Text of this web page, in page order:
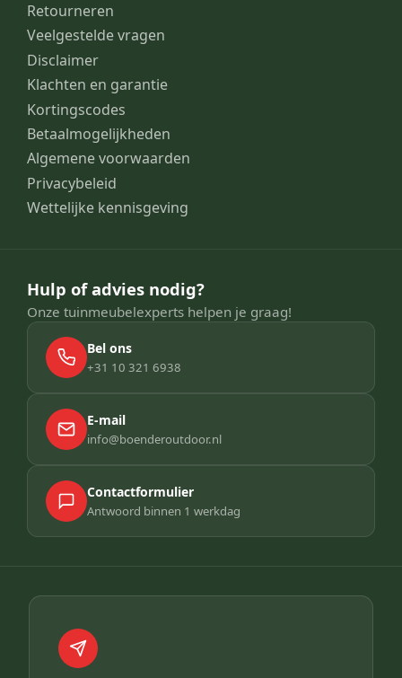
Retourneren
Veelgestelde vragen
Disclaimer
Klachten en garantie
Kortingscodes
Betaalmogelijkheden
Algemene voorwaarden
Privacybeleid
Wettelijke kennisgeving
Hulp of advies nodig?
Onze tuinmeubelexperts helpen je graag!
Bel ons
+31 10 321 6938
E-mail
info@boenderoutdoor.nl
Contactformulier
Antwoord binnen 1 werkdag